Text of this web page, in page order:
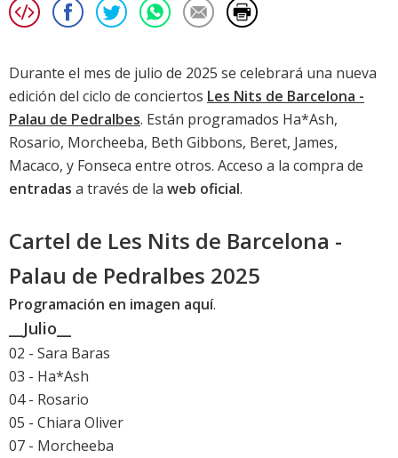
Durante el mes de julio de 2025 se celebrará una nueva
edición del ciclo de conciertos Les Nits de Barcelona -
Palau de Pedralbes. Están programados Ha*Ash,
Rosario, Morcheeba, Beth Gibbons, Beret, James,
Macaco, y Fonseca entre otros. Acceso a la compra de
entradas a través de la web oficial.
Cartel de Les Nits de Barcelona -
Palau de Pedralbes 2025
Programación en imagen aquí.
__Julio__
02 - Sara Baras
03 - Ha*Ash
04 - Rosario
05 - Chiara Oliver
07 - Morcheeba